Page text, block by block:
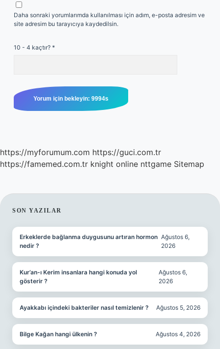
Daha sonraki yorumlarımda kullanılması için adım, e-posta adresim ve
site adresim bu tarayıcıya kaydedilsin.
10 - 4 kaçtır? *
https://myforumum.com https://guci.com.tr
https://famemed.com.tr knight online nttgame Sitemap
SIDEBAR
SON YAZILAR
Erkeklerde bağlanma duygusunu artıran hormon
nedir ?
Ağustos 6,
2026
Kur’an-ı Kerim insanlara hangi konuda yol
gösterir ?
Ağustos 6,
2026
Ayakkabı içindeki bakteriler nasıl temizlenir ? Ağustos 5, 2026
Bilge Kağan hangi ülkenin ? Ağustos 4, 2026